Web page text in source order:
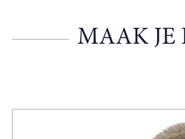
MAAK JE